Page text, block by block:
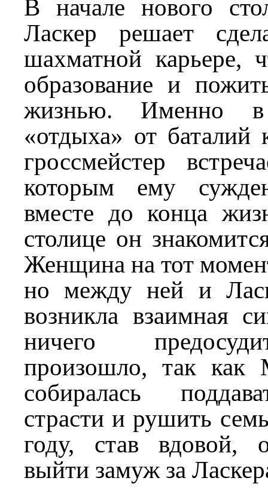
В начале нового
Ласкер решает
шахматной карьере,
образование и
жизнью. Именно
«отдыха» от баталий
гроссмейстер
которым ему
вместе до конца
столице он
Женщина на тот
но между ней и
возникла взаимная
ничего
произошло, так как
собиралась
страсти и рушить
году, став вдовой,
выйти замуж за